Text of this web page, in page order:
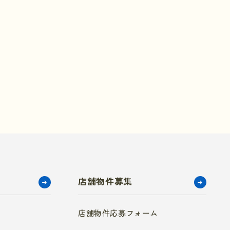
店舗物件募集
店舗物件応募フォーム